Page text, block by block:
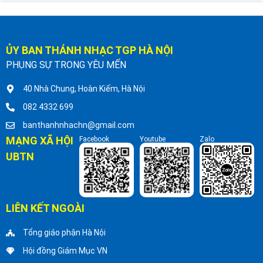
ỦY BAN THÁNH NHẠC TGP HÀ NỘI
PHỤNG SỰ TRONG YÊU MẾN
40 Nhà Chung, Hoàn Kiếm, Hà Nội
082 4332 699
banthanhnhachn@gmail.com
MẠNG XÃ HỘI
UBTN
Facebook Youtube Zalo
LIÊN KẾT NGOÀI
Tổng giáo phận Hà Nội
Hội đồng Giám Mục VN